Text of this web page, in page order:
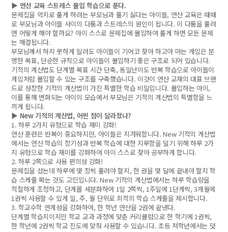
▶ 연산 교육 스트레스 몰입 학습으로 푼다.
문제집을 억지로 풀게 하려는 부모님과 풀기 싫다는 아이들, 연산 교육은 때때
로 부모님과 아이들 사이의 다툼과 스트레스의 원인이 됩니다. 이 다툼을 풀려
면 어떻게 해야 할까요? 아이 스스로 문제집에 몰입하여 풀게 하면 모든 문제
는 해결됩니다.
부모님께서 하지 못하게 말려도 아이들이 기어코 찾아 하고야 마는 게임은 분
명한 목표, 단순한 규칙으로 아이들이 몰입하기 좋은 구조로 되어 있습니다.
기적의 계산법도 단계별 목표 시간 단축, 동일난이도 반복 학습으로 아이들이
게임처럼 몰입할 수 있는 구조를 구축했습니다. 이것이 연산 교재의 대표 브랜
드로 성장한 기적의 계산법이 가진 특별한 학습 비밀입니다. 몰입하는 아이,
이를 통해 변화되는 아이의 모습에서 부모님은 기적의 계산법의 특별함을 느
끼게 됩니다.
▶ New 기적의 계산법, 어떤 점이 달라졌나?
1. 하루 2가지 유형으로 학습 재미 강화!
연산 훈련은 반복이 중요하지만, 아이들은 지겨워합니다. New 기적의 계산법
에서는 연산 학습의 장기성과 반복 학습에 대한 지루함을 덜기 위해 하루 2가
지 유형으로 학습 재미를 강화하여 아이 스스로 찾아 공부하게 합니다.
2. 하루 2쪽으로 사용 편의성 강화!
문제집을 샀는데 하루에 몇 장씩 풀려야 할지, 한 권을 몇 달에 끝내야 할지 학
습 스케줄 짜는 것도 고민입니다. New 기적의 계산법에서는 하루 학습량을
적절하게 조정하고, 단계를 세분화하여 1일 2쪽씩, 1주일에 1단계씩, 3개월에
1권씩 사용할 수 있게 일, 주, 월 단위로 최적의 학습 스케줄을 제시합니다.
3. 학교수학 연계성을 강화하여, 한 학년 연산을 2권에 끝낸다.
단계별 학습지이지만 학교 교과 과정에 맞춘 커리큘럼으로 한 학기에 1권씩,
한 학년에 2권씩 학교 진도에 맞춰 사용할 수 있습니다. 초등 저학년에서는 덧